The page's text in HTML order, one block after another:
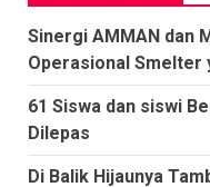
Sinergi AMMAN dan
Operasional Smelter
61 Siswa dan siswi
Dilepas
Di Balik Hijaunya